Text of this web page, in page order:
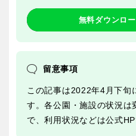
石川
山梨
健康遊具
スケートパーク
無料ダウンロ
留意事項
この記事は2022年4月下旬
す。各公園・施設の状況は
で、利用状況などは公式